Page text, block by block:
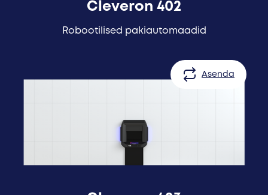
Cleveron 402
Robootilised pakiautomaadid
Asenda